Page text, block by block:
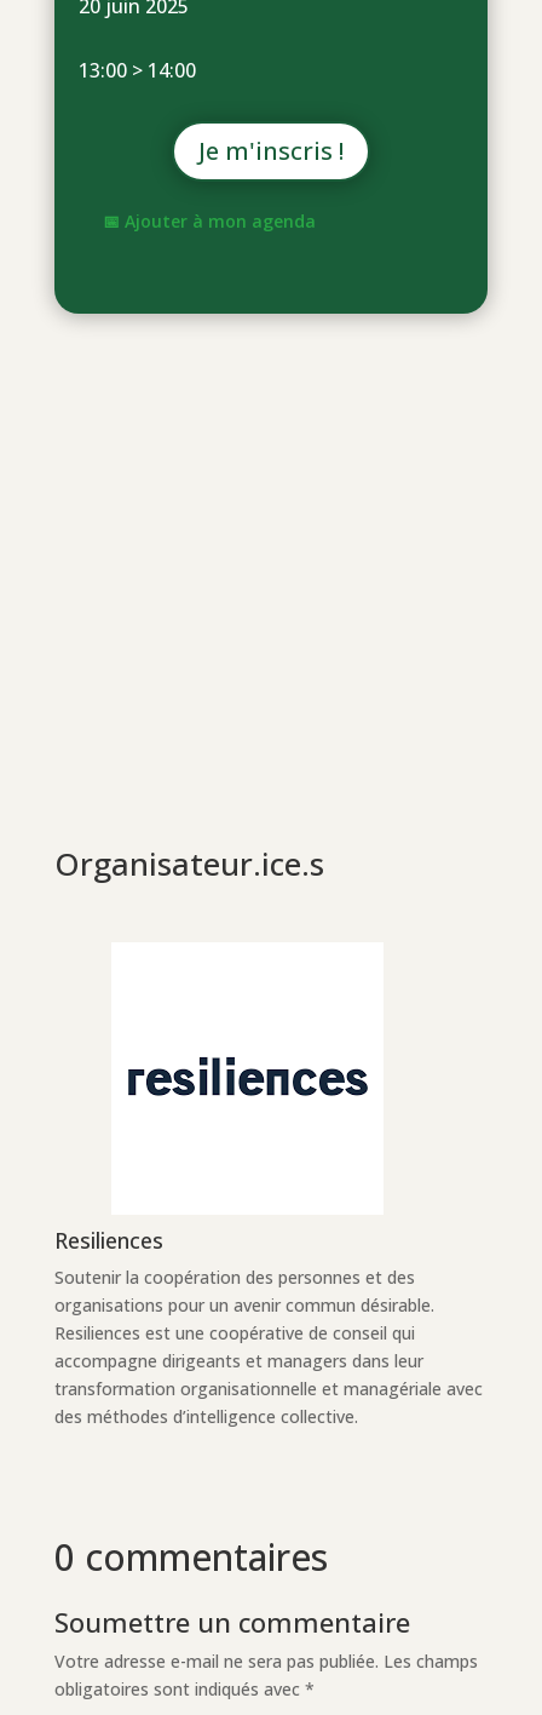
20 juin 2025
13:00 > 14:00
Je m'inscris !
📅 Ajouter à mon agenda
Organisateur.ice.s
Resiliences
Soutenir la coopération des personnes et des
organisations pour un avenir commun désirable.
Resiliences est une coopérative de conseil qui
accompagne dirigeants et managers dans leur
transformation organisationnelle et managériale avec
des méthodes d’intelligence collective.
0 commentaires
Soumettre un commentaire
Votre adresse e-mail ne sera pas publiée. Les champs
obligatoires sont indiqués avec *